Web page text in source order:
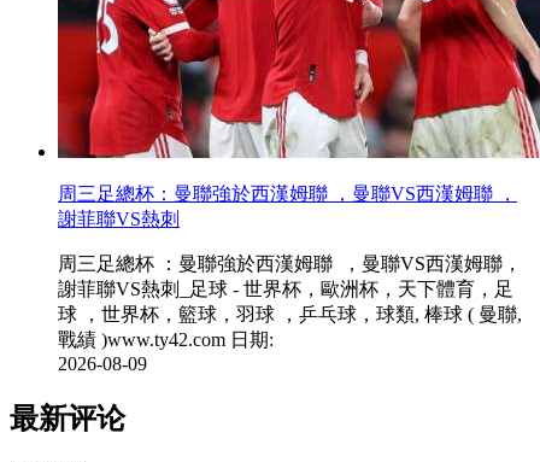
周三足總杯：曼聯強於西漢姆聯  ，曼聯VS西漢姆聯 ，
謝菲聯VS熱刺
周三足總杯 ：曼聯強於西漢姆聯  ，曼聯VS西漢姆聯，
謝菲聯VS熱刺_足球 - 世界杯，歐洲杯 ，天下體育，足
球 ，世界杯 ，籃球 ，羽球 ，乒乓球，球類, 棒球 ( 曼聯,
戰績 )www.ty42.com 日期:
2026-08-09
最新评论